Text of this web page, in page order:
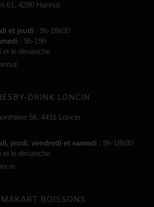
61, 4280 Hannut
et jeudi : 9h-18h30
: 9h-19h
et le dimanche
DRINK LONCIN
56, 4431 Loncin
jeudi, vendredi et samedi : 9h-18h30
et le dimanche
MAKART BOISSONS